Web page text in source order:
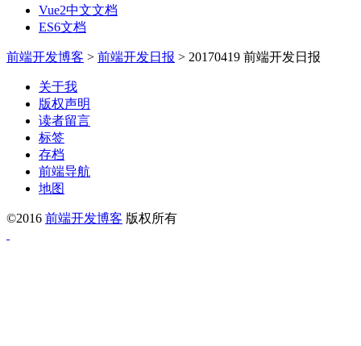
Vue2中文文档
ES6文档
前端开发博客 > 前端开发日报 > 20170419 前端开发日报
关于我
版权声明
读者留言
标签
存档
前端导航
地图
©2016 前端开发博客 版权所有